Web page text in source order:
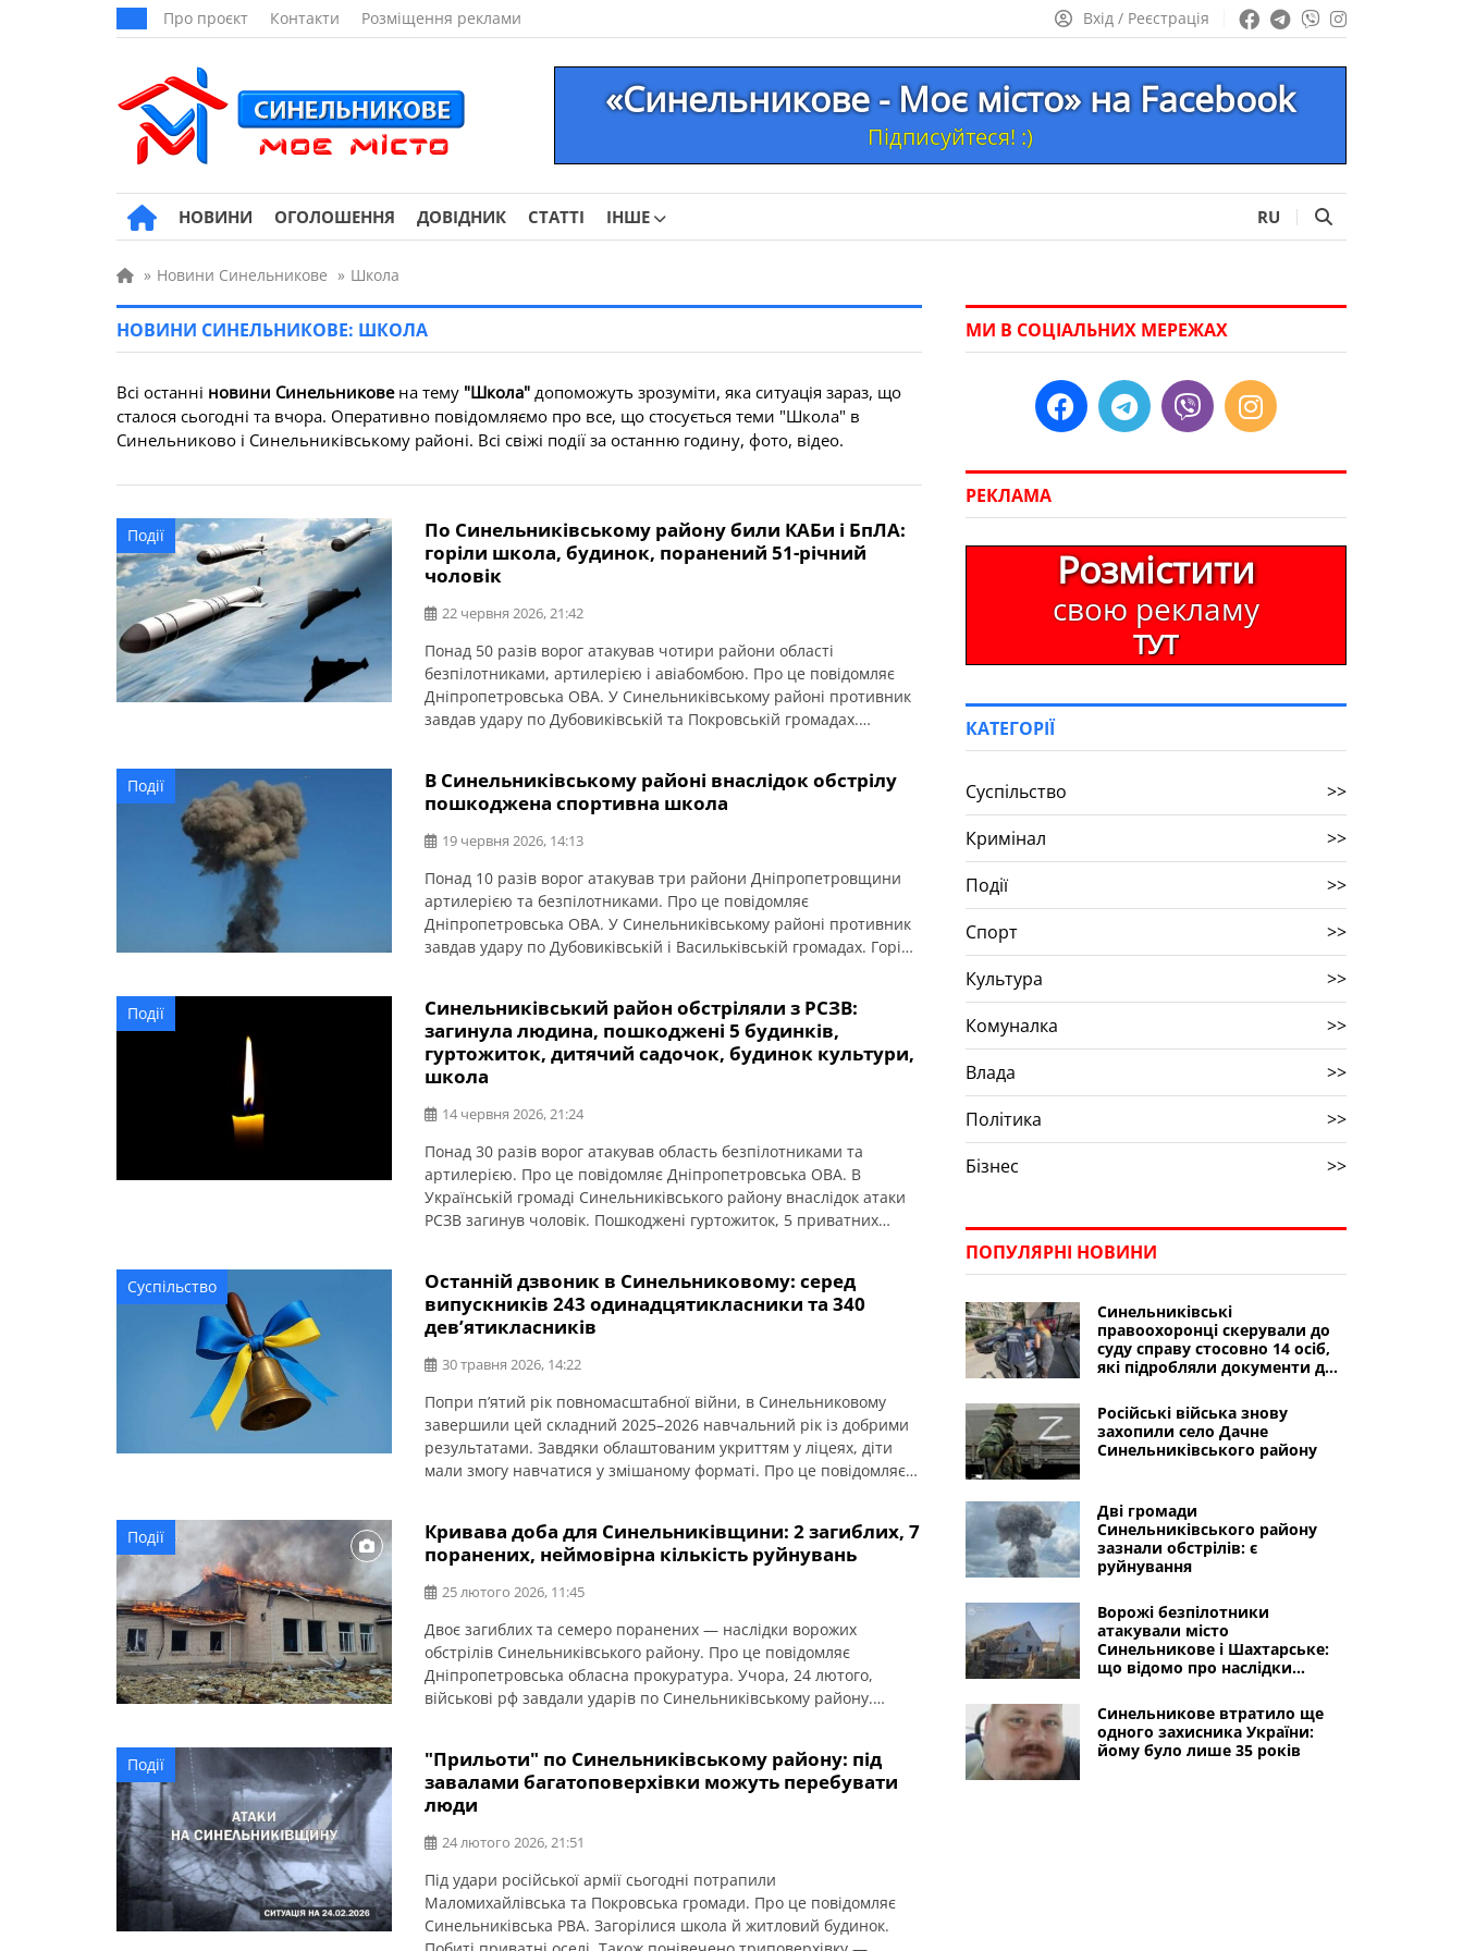
Про проєкт Контакти Розміщення реклами Вхід / Реєстрація
«Синельникове - Моє місто» на Facebook
Підписуйтеся! :)
НОВИНИ ОГОЛОШЕННЯ ДОВІДНИК СТАТТІ ІНШЕ RU
» Новини Синельникове » Школа
НОВИНИ СИНЕЛЬНИКОВЕ: ШКОЛА
Всі останні новини Синельниковена тему "Школа" допоможуть зрозуміти, яка ситуація зараз, що
сталося сьогодні та вчора. Оперативно повідомляємо про все, що стосується теми "Школа" в
Синельниково і Синельниківському районі. Всі свіжі події за останню годину, фото, відео.
Події
По Синельниківському району били КАБи і БпЛА:
горіли школа, будинок, поранений 51-річний
чоловік
22 червня 2026, 21:42
Понад 50 разів ворог атакував чотири райони області
безпілотниками, артилерією і авіабомбою. Про це повідомляє
Дніпропетровська ОВА. У Синельниківському районі противник
завдав удару по Дубовиківській та Покровській громадах.
Поранень дістав 51-річний чоловік. Він лікуватиметься
амбулаторно.
Події
В Синельниківському районі внаслідок обстрілу
пошкоджена спортивна школа
19 червня 2026, 14:13
Понад 10 разів ворог атакував три райони Дніпропетровщини
артилерією та безпілотниками. Про це повідомляє
Дніпропетровська ОВА. У Синельниківському районі противник
завдав удару по Дубовиківській і Васильківській громадах. Горіла
Події
Синельниківський район обстріляли з РСЗВ:
загинула людина, пошкоджені 5 будинків,
гуртожиток, дитячий садочок, будинок культури,
школа
14 червня 2026, 21:24
Понад 30 разів ворог атакував область безпілотниками та
артилерією. Про це повідомляє Дніпропетровська ОВА. В
Українській громаді Синельниківського району внаслідок атаки
РСЗВ загинув чоловік. Пошкоджені гуртожиток, 5 приватних
Суспільство
Останній дзвоник в Синельниковому: серед
випускників 243 одинадцятикласники та 340
дев’ятикласників
30 травня 2026, 14:22
Попри п’ятий рік повномасштабної війни, в Синельниковому
завершили цей складний 2025–2026 навчальний рік із добрими
результатами. Завдяки облаштованим укриттям у ліцеях, діти
мали змогу навчатися у змішаному форматі. Про це повідомляє
дев’ятикласників, 17 – з відзнакою. Попереду в
одинадцятикласників — випробування […]
Події
Кривава доба для Синельниківщини: 2 загиблих, 7
поранених, неймовірна кількість руйнувань
25 лютого 2026, 11:45
Двоє загиблих та семеро поранених — наслідки ворожих
обстрілів Синельниківського району. Про це повідомляє
Дніпропетровська обласна прокуратура. Учора, 24 лютого,
військові рф завдали ударів по Синельниківському району.
господарство, багатоквартирний і приватні будинки, автомобілі.
За інформацією ГУ ДСНС в Дніпропетровській області, у
Синельниківському районі […]
Події
"Прильоти" по Синельниківському району: під
завалами багатоповерхівки можуть перебувати
люди
24 лютого 2026, 21:51
Під удари російської армії сьогодні потрапили
Маломихайлівська та Покровська громади. Про це повідомляє
Синельниківська РВА. Загорілися школа й житловий будинок.
МИ В СОЦІАЛЬНИХ МЕРЕЖАХ
РЕКЛАМА
Розмістити
свою рекламу
ТУТ
КАТЕГОРІЇ
Суспільство
>>
Кримінал
>>
Події
>>
Спорт
>>
Культура
>>
Комуналка
>>
Влада
>>
Політика
>>
Бізнес
>>
ПОПУЛЯРНІ НОВИНИ
Синельниківські
правоохоронці скерували до
суду справу стосовно 14 осіб,
які підробляли документи для
Російські війська знову
захопили село Дачне
Синельниківського району
Дві громади
Синельниківського району
зазнали обстрілів: є
руйнування
Ворожі безпілотники
атакували місто
Синельникове і Шахтарське:
що відомо про наслідки
Синельникове втратило ще
одного захисника України:
йому було лише 35 років